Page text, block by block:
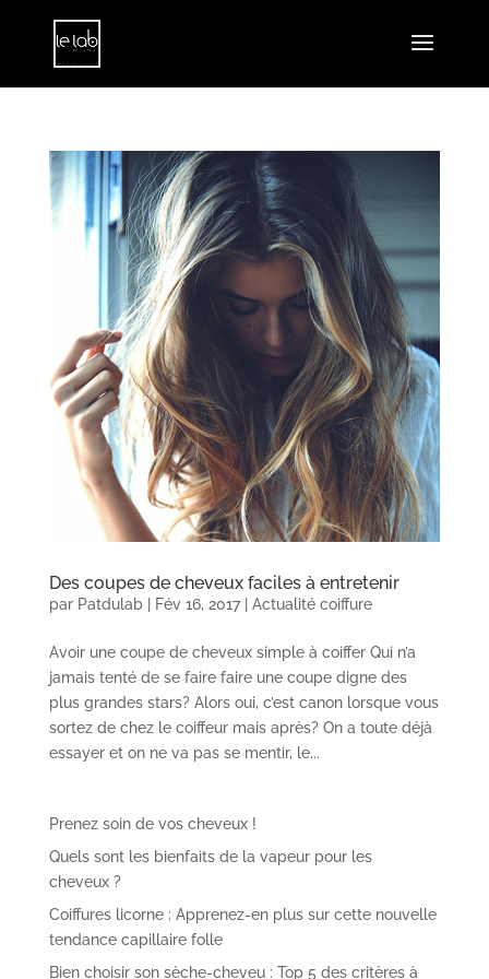
Des coupes de cheveux faciles à entretenir
par Patdulab| Fév 16, 2017| Actualité coiffure
Avoir une coupe de cheveux simple à coiffer Qui n’a
jamais tenté de se faire faire une coupe digne des
plus grandes stars? Alors oui, c’est canon lorsque vous
sortez de chez le coiffeur mais après? On a toute déjà
essayer et on ne va pas se mentir, le...
Prenez soin de vos cheveux !
Quels sont les bienfaits de la vapeur pour les
cheveux ?
Coiffures licorne : Apprenez-en plus sur cette nouvelle
tendance capillaire folle
Bien choisir son sèche-cheveu : Top 5 des critères à